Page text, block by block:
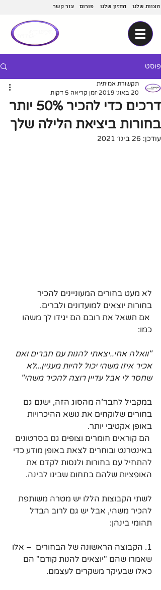
צור קשר פורום החזון שלנו הצוות שלנו
פוסט
דרכים כדי להכיר 50% יותר
בחורות ביציאת הלילה שלך
תקשורת אמיתית
20 באוג׳ 2019
זמן קריאה 5 דקות
עודכן: 26 בינו׳ 2021
לא מעט בחורים המעוניינים להכיר
בחורות יוצאים למועדונים ולברים.
אם תשאל את רובם הם יגידו לך משהו
כמו:
"וואלה אחי..יצאתי להנות עם חברים ואם
אכיר איזו משהי יכול להיות מעניין...לא
שחסר לי אבל עדיין רוצה להכיר משהי"
במקביל לחבר'ה מהסוג הזה, ישנם גם
בחורים שלוקחים את נושא ההיכרויות
באופן אקטיבי יותר.
הם קוראים חומרים וצופים גם בסרטונים
באינטרנט ובוחרים לצאת באופן מודע כדי
להתחיל עם בחורות ולנסות לקדם את
האופציות שלהם בתחום שבינו לבינה.
לשתי הקבוצות הללו יש מטרה משותפת
להכיר משהי, אבל יש גם לרוב הבדל
תהומי בינהן:
1. הקבוצה הראשונה של הבחורים  – אלו
שאמרו שהם "יוצאים להנות קודם" הם
כאלו שבעיקר משקרים לעצמם.